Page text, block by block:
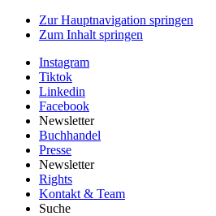
Zur Hauptnavigation springen
Zum Inhalt springen
Instagram
Tiktok
Linkedin
Facebook
Newsletter
Buchhandel
Presse
Newsletter
Rights
Kontakt & Team
Suche